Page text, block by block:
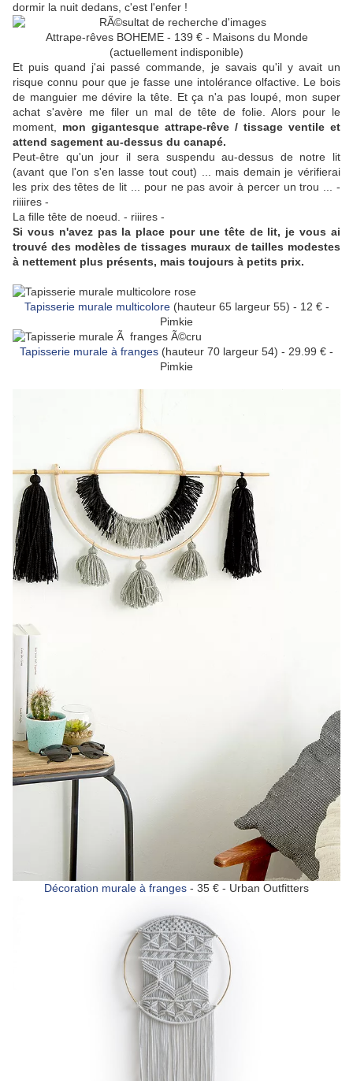
dormir la nuit dedans, c'est l'enfer !
Attrape-rêves BOHEME - 139 € - Maisons du Monde
(actuellement indisponible)
Et puis quand j'ai passé commande, je savais qu'il y avait un
risque connu pour que je fasse une intolérance olfactive. Le bois
de manguier me dévire la tête. Et ça n'a pas loupé, mon super
achat s'avère me filer un mal de tête de folie. Alors pour le
moment, mon gigantesque attrape-rêve / tissage ventile et
attend sagement au-dessus du canapé.
Peut-être qu'un jour il sera suspendu au-dessus de notre lit
(avant que l'on s'en lasse tout cout) ... mais demain je vérifierai
les prix des têtes de lit ... pour ne pas avoir à percer un trou ... -
riiiires -
La fille tête de noeud. - riiires -
Si vous n'avez pas la place pour une tête de lit, je vous ai
trouvé des modèles de tissages muraux de tailles modestes
à nettement plus présents, mais toujours à petits prix.
Tapisserie murale multicolore(hauteur 65 largeur 55) - 12 € -
Pimkie
Tapisserie murale à franges (hauteur 70 largeur 54) - 29.99 € -
Pimkie
Décoration murale à franges - 35 € - Urban Outfitters